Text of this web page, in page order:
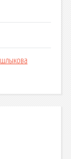
шлыкова